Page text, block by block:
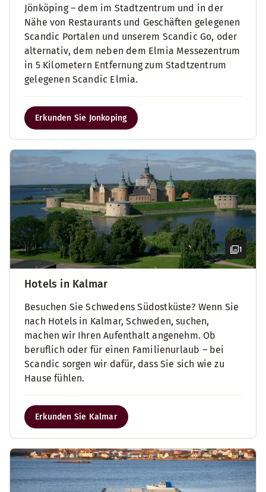
Jönköping – dem im Stadtzentrum und in der
Nähe von Restaurants und Geschäften gelegenen
Scandic Portalen und unserem Scandic Go, oder
alternativ, dem neben dem Elmia Messezentrum
in 5 Kilometern Entfernung zum Stadtzentrum
gelegenen Scandic Elmia.
Erkunden Sie Jonkoping
1
Hotels in Kalmar
Besuchen Sie Schwedens Südostküste? Wenn Sie
nach Hotels in Kalmar, Schweden, suchen,
machen wir Ihren Aufenthalt angenehm. Ob
beruflich oder für einen Familienurlaub – bei
Scandic sorgen wir dafür, dass Sie sich wie zu
Hause fühlen.
Erkunden Sie Kalmar